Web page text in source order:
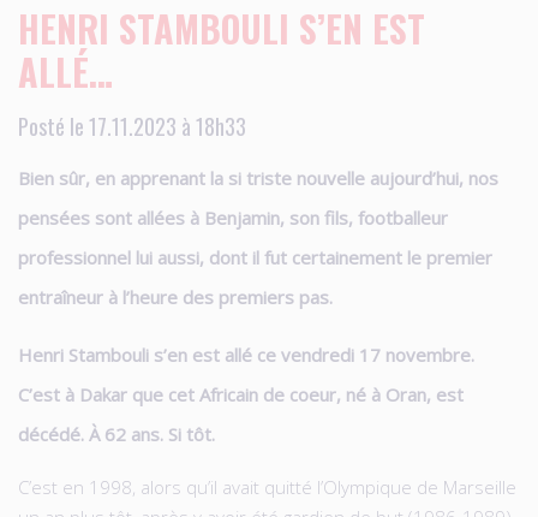
HENRI STAMBOULI S’EN EST
ALLÉ…
Posté le 17.11.2023 à 18h33
Bien sûr, en apprenant la si triste nouvelle aujourd’hui, nos
pensées sont allées à Benjamin, son fils, footballeur
professionnel lui aussi, dont il fut certainement le premier
entraîneur à l’heure des premiers pas.
Henri Stambouli s’en est allé ce vendredi 17 novembre.
C’est à Dakar que cet Africain de coeur, né à Oran, est
décédé. À 62 ans. Si tôt.
C’est en 1998, alors qu’il avait quitté l’Olympique de Marseille